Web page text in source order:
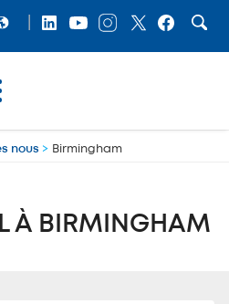
nous > Birmingham
À BIRMINGHAM